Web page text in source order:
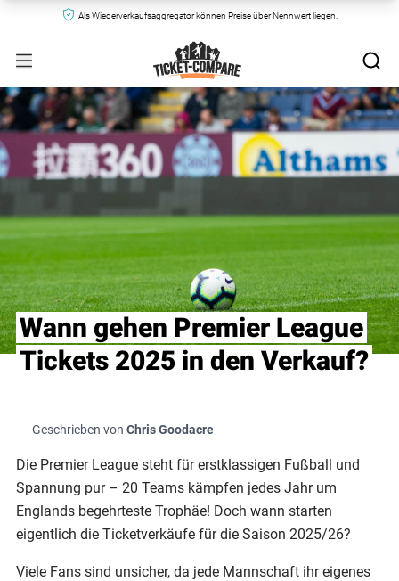
Als Wiederverkaufsaggregator können Preise über Nennwert liegen.
Wann gehen Premier League
Tickets 2025 in den Verkauf?
Geschrieben von Chris Goodacre
Die Premier League steht für erstklassigen Fußball und
Spannung pur – 20 Teams kämpfen jedes Jahr um
Englands begehrteste Trophäe! Doch wann starten
eigentlich die Ticketverkäufe für die Saison 2025/26?
Viele Fans sind unsicher, da jede Mannschaft ihr eigenes